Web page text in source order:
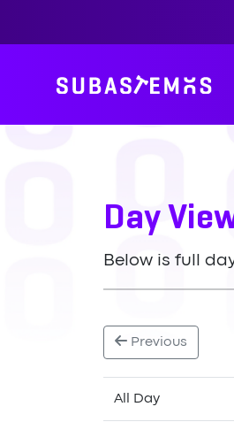
Day
Below is full
Previous
All Day